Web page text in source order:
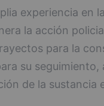
experiencia en
la acción
para la
su seguimiento,
de la sustancia